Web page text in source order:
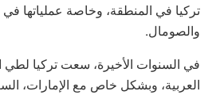
تركيا في المنطقة، وخاصة عملياتها في
والصومال.
في السنوات الأخيرة، سعت تركيا لطي
العربية، وبشكل خاص مع الإمارات،